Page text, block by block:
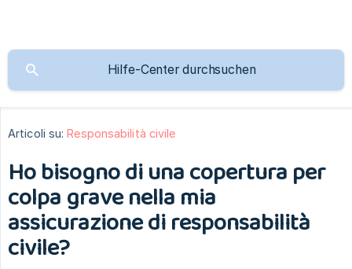
Articoli su: Responsabilità civile
Ho bisogno di una copertura per
colpa grave nella mia
assicurazione di responsabilità
civile?